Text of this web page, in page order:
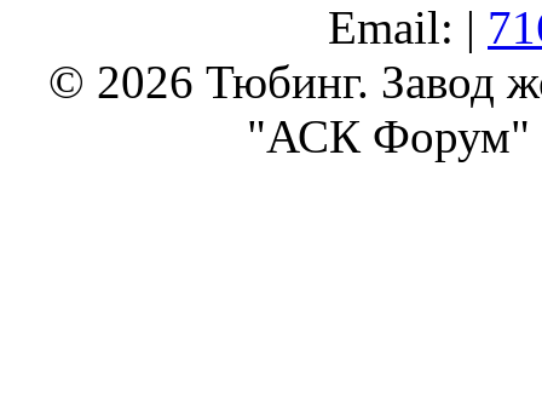
Email: |
© 2026 Тюбинг. Завод
"АСК Форум"